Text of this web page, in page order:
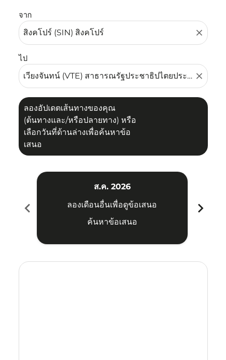
จาก
close
ไป
close
ลองอัปเดตเส้นทางของคุณ
(ต้นทางและ/หรือปลายทาง) หรือ
เลือกวันที่ด้านล่างเพื่อค้นหาข้อ
เสนอ
chevron_left
ส.ค. 2026
ลองเดือนอื่นเพื่อดูข้อเสนอ
ค้นหาข้อเสนอ
chevron_right